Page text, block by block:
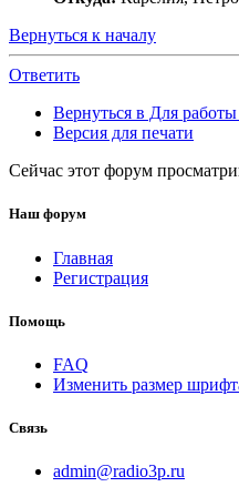
Вернуться к началу
Ответить
Вернуться в Для
Версия для печати
Сейчас этот форум
Наш форум
Главная
Регистрация
Помощь
FAQ
Изменить размер
Связь
admin@radio3p.ru